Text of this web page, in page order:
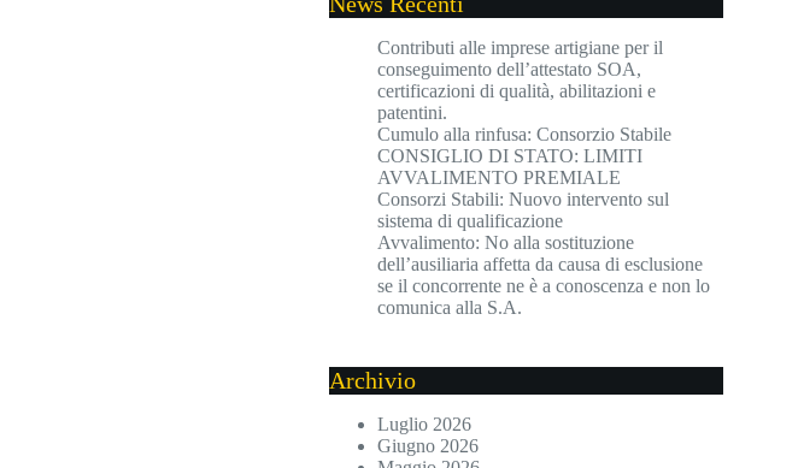
Contributi alle imprese artigiane per il
conseguimento dell’attestato SOA,
certificazioni di qualità, abilitazioni e
patentini.
Cumulo alla rinfusa: Consorzio Stabile
CONSIGLIO DI STATO: LIMITI
AVVALIMENTO PREMIALE
Consorzi Stabili: Nuovo intervento sul
sistema di qualificazione
Avvalimento: No alla sostituzione
dell’ausiliaria affetta da causa di esclusione
se il concorrente ne è a conoscenza e non lo
comunica alla S.A.
Archivio
Luglio 2026
Giugno 2026